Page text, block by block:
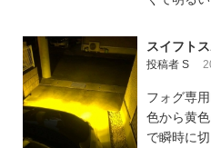
スイフト
投稿者 S
フォグ専
色から黄
で瞬時に